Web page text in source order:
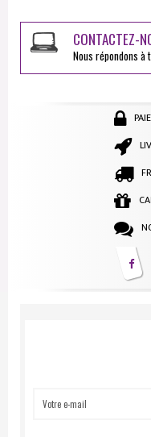
CONTACTEZ-
Nous répondons à